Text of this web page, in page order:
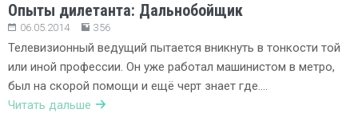
Опыты дилетанта: Дальнобойщик
06.05.2014 356
Телевизионный ведущий пытается вникнуть в тонкости той
или иной профессии. Он уже работал машинистом в метро,
был на скорой помощи и ещё черт знает где….
Читать дальше